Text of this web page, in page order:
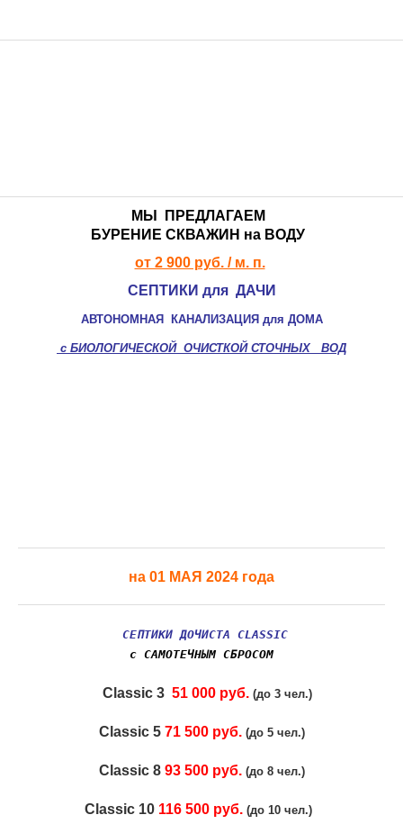
КЕССОНЫ >>>
МЫ ПРЕДЛАГАЕМ
БУРЕНИЕ СКВАЖИН на ВОДУ
от 2 900 руб. / м. п.
СЕПТИКИ для ДАЧИ
АВТОНОМНАЯ КАНАЛИЗАЦИЯ для ДОМА
с БИОЛОГИЧЕСКОЙ ОЧИСТКОЙ СТОЧНЫХ ВОД
на 01 МАЯ 2024 года
СЕПТИКИ ДОЧИСТА CLASSIC
с САМОТЕЧНЫМ СБРОСОМ
Classic 3 51 000 руб.(до 3 чел.)
Classic 5 71 500 руб. (до 5 чел.)
Classic 8 93 500 руб. (до 8 чел.)
Classic 10 116 500 руб. (до 10 чел.)